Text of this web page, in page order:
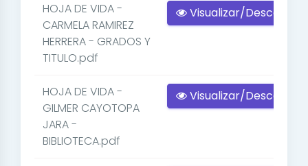
HOJA DE VIDA -
CARMELA RAMIREZ
HERRERA - GRADOS Y
TITULO.pdf
Visualizar/Descargar
HOJA DE VIDA -
GILMER CAYOTOPA
JARA -
BIBLIOTECA.pdf
Visualizar/Descargar